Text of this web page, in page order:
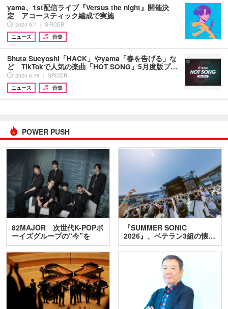
yama、1st配信ライブ『Versus the night』開催決
定 アコースティック編成で実施
2020.9.7 ｜ SPICER
ニュース
音楽
Shuta Sueyoshi「HACK」やyama「春を告げる」な
ど TikTokで人気の楽曲「HOT SONG」5月度版プ…
2020.6.18 ｜ SPICER
ニュース
音楽
POWER PUSH
82MAJOR 次世代K-POPボ
ーイズグループの“今”を
訊…
『SUMMER SONIC
2026』、ベテラン3組の懐…